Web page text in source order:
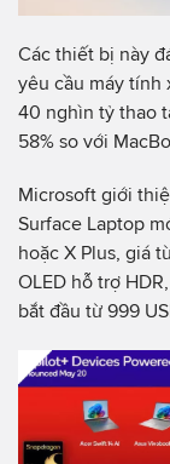
Các thiết bị này
yêu cầu máy tính
40 nghìn tỷ thao
58% so với
Microsoft giới
Surface Laptop
hoặc X Plus, giá
OLED hỗ trợ
bắt đầu từ 999